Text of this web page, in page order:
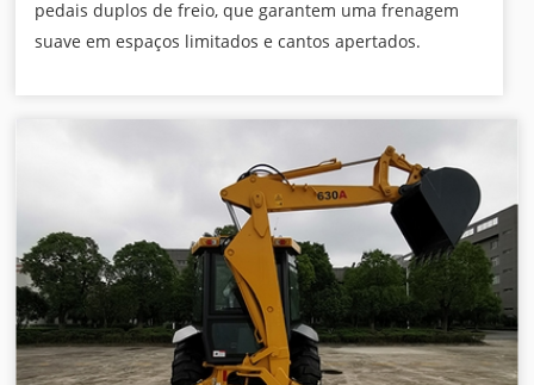
pedais duplos de freio, que garantem uma frenagem
suave em espaços limitados e cantos apertados.